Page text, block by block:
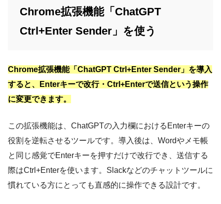
Chrome拡張機能「ChatGPT
Ctrl+Enter Sender」を使う
Chrome拡張機能「ChatGPT Ctrl+Enter Sender」を導入
すると、Enterキーで改行・Ctrl+Enterで送信という操作
に変更できます。
この拡張機能は、ChatGPTの入力欄におけるEnterキーの
役割を逆転させるツールです。導入後は、Wordやメモ帳
と同じ感覚でEnterキーを押すだけで改行でき、送信する
際はCtrl+Enterを使います。Slackなどのチャットツールに
慣れている方にとっても直感的に操作できる設計です。